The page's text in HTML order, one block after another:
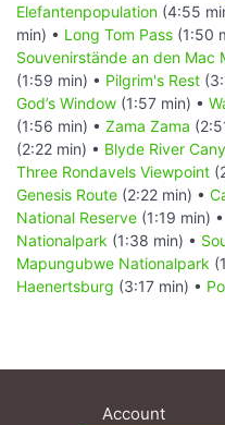
Elefantenpopulation (4:55
min) • Long Tom Pass (1:50
Souvenirstände an den Mac
(1:59 min) • Pilgrim's Rest
God’s Window (1:57 min) •
(1:56 min) • Zama Zama
(2:22 min) • Blyde River
Three Rondavels Viewpoint
Genesis Route (2:22 min) •
National Reserve (1:19 min) •
Nationalpark (1:38 min) •
Mapungubwe Nationalpark
Haenertsburg (3:17 min) •
Account